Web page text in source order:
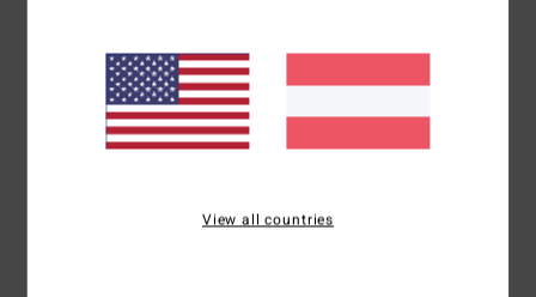
3.0/5
basierend auf1 verifizierten Bewertungenseit Dezember 2025
View all countries